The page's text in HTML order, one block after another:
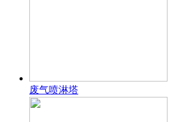
废气喷淋塔